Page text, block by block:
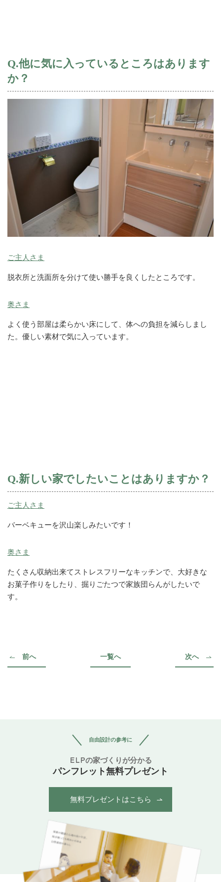
Q.他に気に入っているところはあります
か？
ご主人さま
脱衣所と洗面所を分けて使い勝手を良くしたところです。
奥さま
よく使う部屋は柔らかい床にして、体への負担を減らしまし
た。優しい素材で気に入っています。
Q.新しい家でしたいことはありますか？
ご主人さま
バーベキューを沢山楽しみたいです！
奥さま
たくさん収納出来てストレスフリーなキッチンで、大好きな
お菓子作りをしたり、掘りごたつで家族団らんがしたいで
す。
前へ 一覧へ 次へ
自由設計の参考に
ELPの家づくりが分かる
パンフレット無料プレゼント
無料プレゼントはこちら